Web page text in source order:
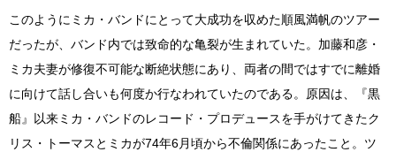
このようにミカ・バンドにとって大成功を収めた順風満帆のツアー
だったが、バンド内では致命的な亀裂が生まれていた。加藤和彦・
ミカ夫妻が修復不可能な断絶状態にあり、両者の間ではすでに離婚
に向けて話し合いも何度か行なわれていたのである。原因は、『黒
船』以来ミカ・バンドのレコード・プロデュースを手がけてきたク
リス・トーマスとミカが74年6月頃から不倫関係にあったこと。ツ